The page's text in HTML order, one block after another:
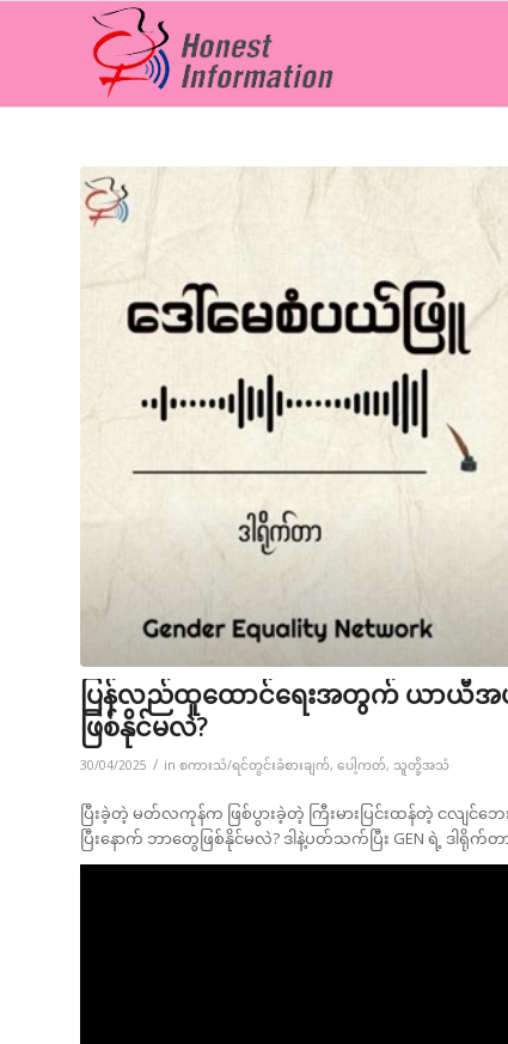
ပြန်လည်ထူထောင်ရေးအတွက် ယာယီအပ
ဖြစ်နိုင်မလဲ?
30/04/2025 / in စကားသံ/ရင်တွင်းခံစားချက်, ပေါ့ကတ်, သူတို့အသံ
ပြီးခဲ့တဲ့ မတ်လကုန်က ဖြစ်ပွားခဲ့တဲ့ ကြီးမားပြင်းထန်တဲ့ ငလ
ပြီးနောက် ဘာတွေဖြစ်နိုင်မလဲ? ဒါနဲ့ပတ်သက်ပြီး GEN ရဲ့ ဒါရိုက်